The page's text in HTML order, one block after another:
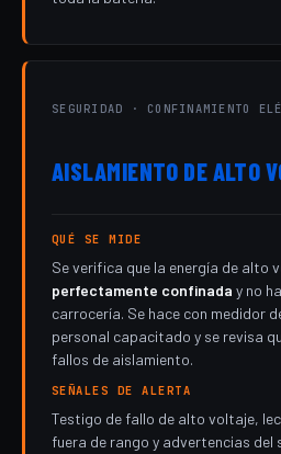
SEGURIDAD · CONFINAMIENTO
AISLAMIENTO DE ALTO
QUÉ SE MIDE
Se verifica que la energía de alto
perfectamente confinada y no
carrocería. Se hace con medidor
personal capacitado y se revisa
fallos de aislamiento.
SEÑALES DE ALERTA
Testigo de fallo de alto voltaje,
fuera de rango y advertencias del